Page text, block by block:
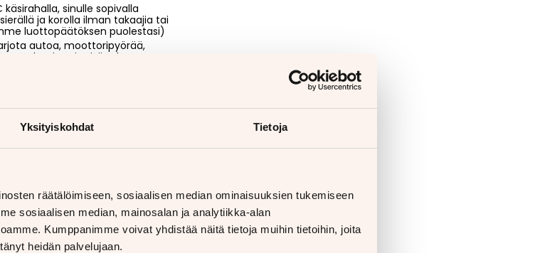
Yksityiskohdat Tietoja
räätälöimiseen, sosiaalisen median ominaisuuksien tukemiseen
sosiaalisen median, mainosalan ja analytiikka-alan
Kumppanimme voivat yhdistää näitä tietoja muihin tietoihin, joita
heidän palvelujaan.
sinulle sopivalla
ja korolla ilman takaajia tai
luottopäätöksen puolestasi)
autoa, moottoripyörää,
traktoria tai mitä tahansa
050 596 6595. Minut tavoittaa myös
wa.me/358505966595